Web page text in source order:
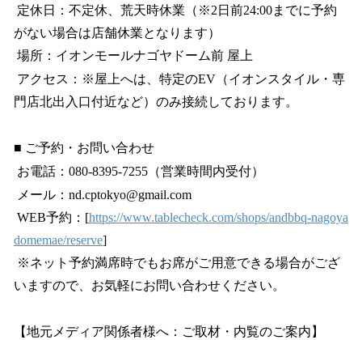
定休日：不定休、荒天時休業（※2日前24:00までに予約
がない場合は店舗休業となります）
場所：イオンモールナゴヤドーム前 屋上
アクセス：※屋上へは、特定のEV（イオンスタイル・専
門店北出入口付近など）のみ接続しております。
■ ご予約・お問い合わせ
お電話：080-8395-7255（営業時間内受付）
メール：nd.cptokyo@gmail.com
WEB予約：[https://www.tablecheck.com/shops/andbbq-nagoya
domemae/reserve]
※ネット予約満席時でもお席がご用意できる場合がござ
いますので、お気軽にお問い合わせください。
【地元メディア関係者様へ：ご取材・内覧のご案内】